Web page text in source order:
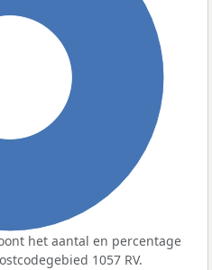
het aantal en percentage
1057 RV.